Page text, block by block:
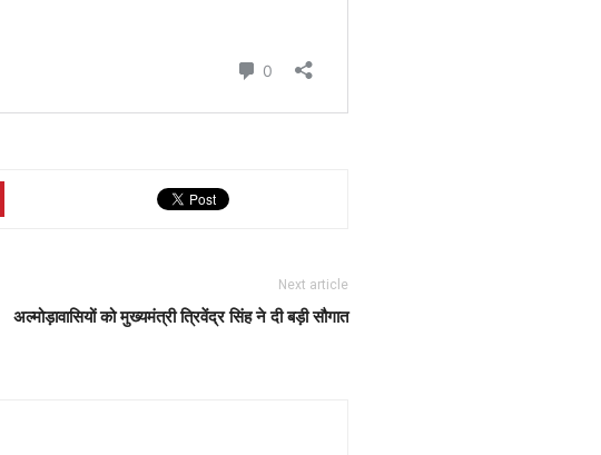
Next article
अल्मोड़ावासियों को मुख्यमंत्री त्रिवेंद्र सिंह ने दी बड़ी सौगात